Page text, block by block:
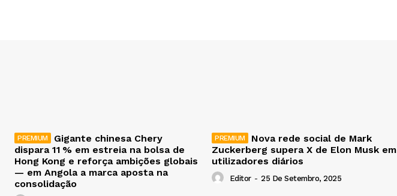
Gigante chinesa Chery
dispara 11 % em estreia na bolsa de
Hong Kong e reforça ambições globais
— em Angola a marca aposta na
consolidação
Nova rede social de Mark
Zuckerberg supera X de Elon Musk em
utilizadores diários
Editor - 25 De Setembro, 2025